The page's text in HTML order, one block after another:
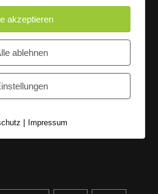
Premium Collection [Susann
Studio [Sons Of Motion]
akzeptieren
ablehnen
| Impressum